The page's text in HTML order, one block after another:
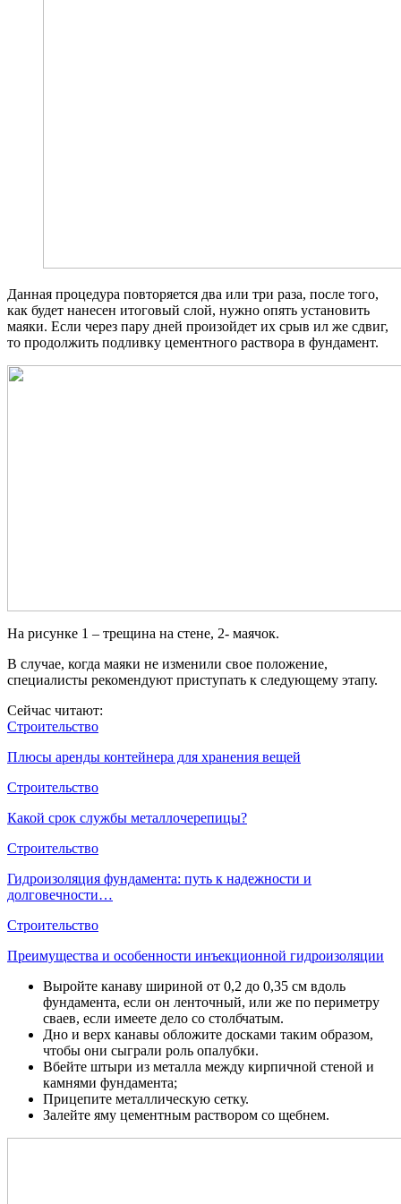
Данная процедура повторяется два или три раза, после того,
как будет нанесен итоговый слой, нужно опять установить
маяки. Если через пару дней произойдет их срыв ил же сдвиг,
то продолжить подливку цементного раствора в фундамент.
На рисунке 1 – трещина на стене, 2- маячок.
В случае, когда маяки не изменили свое положение,
специалисты рекомендуют приступать к следующему этапу.
Сейчас читают:
Строительство
Плюсы аренды контейнера для хранения вещей
Строительство
Какой срок службы металлочерепицы?
Строительство
Гидроизоляция фундамента: путь к надежности и
долговечности…
Строительство
Преимущества и особенности инъекционной гидроизоляции
Выройте канаву шириной от 0,2 до 0,35 см вдоль
фундамента, если он ленточный, или же по периметру
сваев, если имеете дело со столбчатым.
Дно и верх канавы обложите досками таким образом,
чтобы они сыграли роль опалубки.
Вбейте штыри из металла между кирпичной стеной и
камнями фундамента;
Прицепите металлическую сетку.
Залейте яму цементным раствором со щебнем.